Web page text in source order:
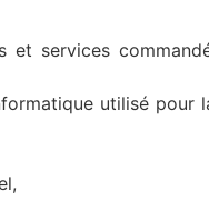
services
utilisé pour